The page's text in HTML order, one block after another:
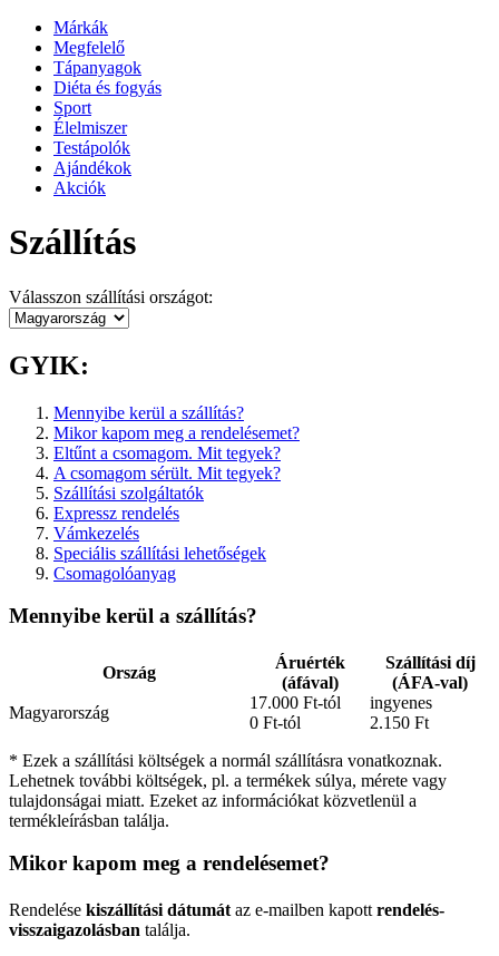
Márkák
Megfelelő
Tápanyagok
Diéta és fogyás
Sport
Élelmiszer
Testápolók
Ajándékok
Akciók
Szállítás
Válasszon szállítási országot:
GYIK:
Mennyibe kerül a szállítás?
Mikor kapom meg a rendelésemet?
Eltűnt a csomagom. Mit tegyek?
A csomagom sérült. Mit tegyek?
Szállítási szolgáltatók
Expressz rendelés
Vámkezelés
Speciális szállítási lehetőségek
Csomagolóanyag
Mennyibe kerül a szállítás?
Ország
Áruérték
(áfával)
Szállítási díj
(ÁFA-val)
Magyarország
17.000 Ft-tól
ingyenes
0 Ft-tól
2.150 Ft
* Ezek a szállítási költségek a normál szállításra vonatkoznak.
Lehetnek további költségek, pl. a termékek súlya, mérete vagy
tulajdonságai miatt. Ezeket az információkat közvetlenül a
termékleírásban találja.
Mikor kapom meg a rendelésemet?
Rendelése kiszállítási dátumát az e-mailben kapott rendelés-
visszaigazolásban találja.